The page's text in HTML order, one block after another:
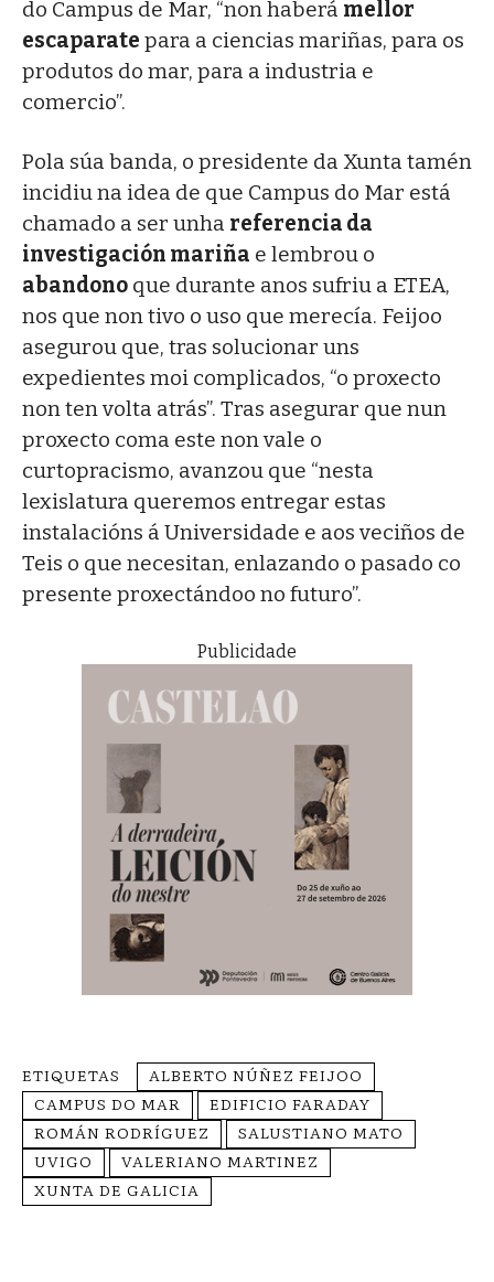
do Campus de Mar, “non haberá mellor
escaparate para a ciencias mariñas, para os
produtos do mar, para a industria e
comercio”.
Pola súa banda, o presidente da Xunta tamén
incidiu na idea de que Campus do Mar está
chamado a ser unha referencia da
investigación mariña e lembrou o
abandono que durante anos sufriu a ETEA,
nos que non tivo o uso que merecía. Feijoo
asegurou que, tras solucionar uns
expedientes moi complicados, “o proxecto
non ten volta atrás”. Tras asegurar que nun
proxecto coma este non vale o
curtopracismo, avanzou que “nesta
lexislatura queremos entregar estas
instalacións á Universidade e aos veciños de
Teis o que necesitan, enlazando o pasado co
presente proxectándoo no futuro”.
Publicidade
ETIQUETAS
ALBERTO NÚÑEZ FEIJOO
CAMPUS DO MAR
EDIFICIO FARADAY
ROMÁN RODRÍGUEZ
SALUSTIANO MATO
UVIGO
VALERIANO MARTINEZ
XUNTA DE GALICIA